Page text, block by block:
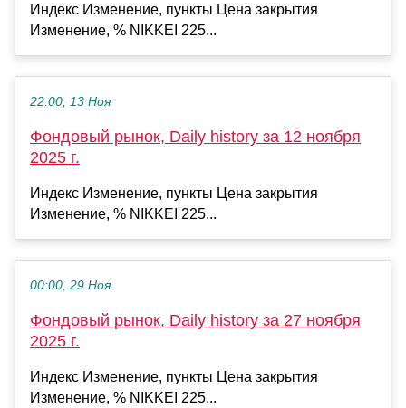
Индекс Изменение, пункты Цена закрытия
Изменение, % NIKKEI 225...
22:00, 13 Ноя
Фондовый рынок, Daily history за 12 ноября
2025 г.
Индекс Изменение, пункты Цена закрытия
Изменение, % NIKKEI 225...
00:00, 29 Ноя
Фондовый рынок, Daily history за 27 ноября
2025 г.
Индекс Изменение, пункты Цена закрытия
Изменение, % NIKKEI 225...